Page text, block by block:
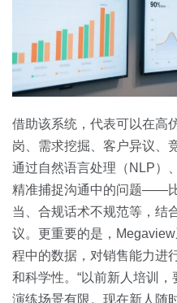
借助该系统，代表可以在高
岗、需求挖掘、客户异议、
通过自然语言处理（NLP）
精准捕捉沟通中的问题——
当、合规话术不规范等，结
议。更重要的是，
程中的数据，对销售能力进
和科学性。“以前新人培训
演练场景有限。现在新人随